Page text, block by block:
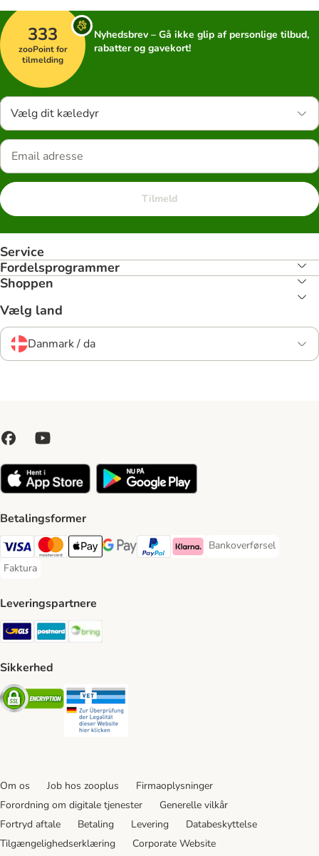
333
zooPoint for
tilmelding
Nyhedsbrev – Gå ikke glip af personlige tilbud,
rabatter og gavekort!
Vælg dit kæledyr
Tilmeld
Service
Fordelsprogrammer
Shoppen
Vælg land
Danmark / da
Betalingsformer
VISA Payment Method
Mastercard Payment Method
Apply pay Payment Method
Google Pay Payment Method
paypal Payment Method
Klarna Payment Method
Bankoverførsel
Bankoverførsel
Faktura
Faktura Payment Method
Leveringspartnere
GLS Shipping Method
Postnord Shipping Method
Sikkerhed
Security
Om os Job hos zooplus
Firmaoplysninger
Forordning om digitale tjenester
Generelle vilkår
Fortryd aftale
Betaling Levering
Databeskyttelse
Tilgængelighedserklæring
Corporate Website